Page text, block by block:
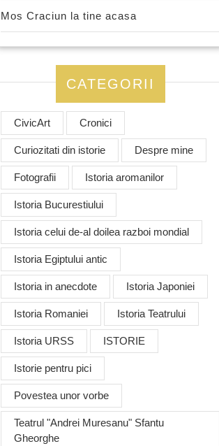
Mos Craciun la tine acasa
CATEGORII
CivicArt Cronici
Curiozitati din istorie Despre mine
Fotografii Istoria aromanilor
Istoria Bucurestiului
Istoria celui de-al doilea razboi mondial
Istoria Egiptului antic
Istoria in anecdote Istoria Japoniei
Istoria Romaniei Istoria Teatrului
Istoria URSS ISTORIE
Istorie pentru pici
Povestea unor vorbe
Teatrul "Andrei Muresanu" Sfantu
Gheorghe